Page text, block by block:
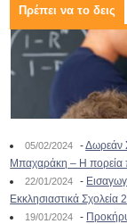
Πρέπει να το δεις
05/02/2024 -Δωρεάν
Μπαχαράκη – Η πορεία
22/01/2024 -
Εκκλησιαστικά Σχολεία
19/01/2024 -